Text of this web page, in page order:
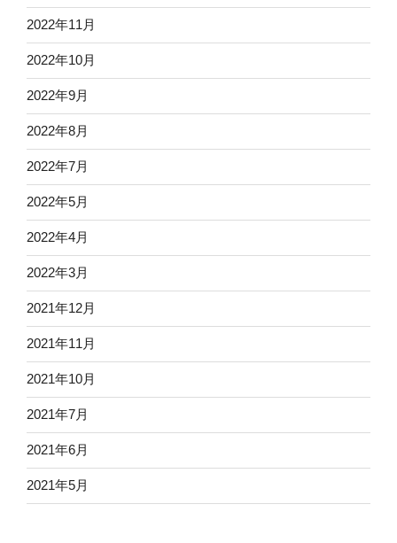
2022年11月
2022年10月
2022年9月
2022年8月
2022年7月
2022年5月
2022年4月
2022年3月
2021年12月
2021年11月
2021年10月
2021年7月
2021年6月
2021年5月